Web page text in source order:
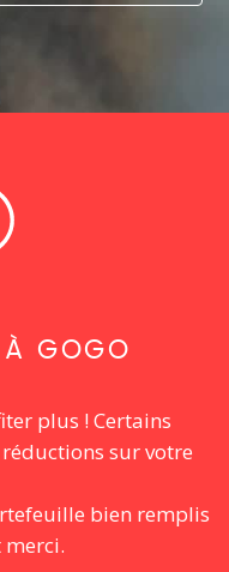
À GOGO
plus ! Certains
sur votre
bien remplis